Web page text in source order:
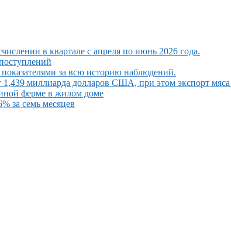
в квартале с апреля по июнь 2026 года.
за всю историю наблюдений.
миллиарда долларов США, при этом экспорт
ферме в жилом доме
за семь месяцев